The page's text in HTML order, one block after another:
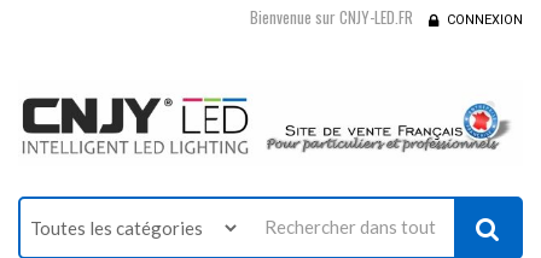
Bienvenue sur CNJY-LED.FR CONNEXION